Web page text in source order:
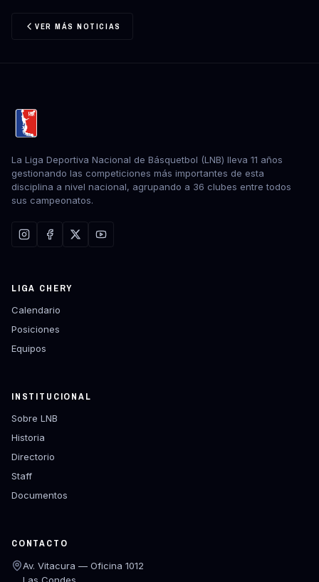
VER MÁS NOTICIAS
La Liga Deportiva Nacional de Básquetbol (LNB) lleva 11 años
gestionando las competiciones más importantes de esta
disciplina a nivel nacional, agrupando a 36 clubes entre todos
sus campeonatos.
LIGA CHERY
Calendario
Posiciones
Equipos
INSTITUCIONAL
Sobre LNB
Historia
Directorio
Staff
Documentos
CONTACTO
Av. Vitacura — Oficina 1012